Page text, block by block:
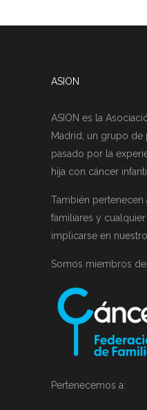
ASION
ASION es la
Madrid, un grupo de
pasado por la
hija con cáncer infantil.
También pertenecen
familiares y
implicarse en
Somos miembros de:
Pertenecemos a: